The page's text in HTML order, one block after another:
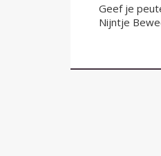
Geef je
Nijntje